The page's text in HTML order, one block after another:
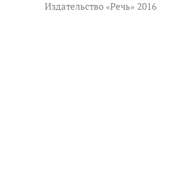
Издательство «Речь» 2016